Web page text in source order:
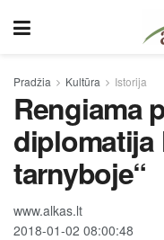
Pradžia Kultūra Istorija
Rengiama
diplomatija
tarnyboje“
www.alkas.lt
2018-01-02 08:00:48